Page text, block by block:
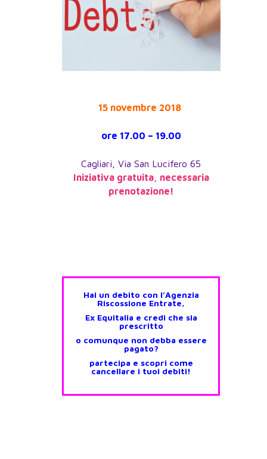
15 novembre 2018
ore 17.00 – 19.00
Cagliari, Via San Lucifero 65
Iniziativa gratuita, necessaria
prenotazione!
Hai un debito con l’Agenzia
Riscossione Entrate,
Ex Equitalia e credi che sia
prescritto
o comunque non debba essere
pagato?
partecipa e scopri come
cancellare i tuoi debiti!